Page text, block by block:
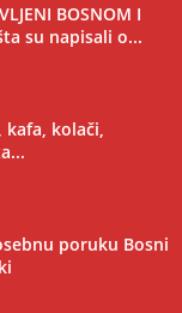
BOSNOM I
su napisali o...
kafa, kolači,
poruku Bosni